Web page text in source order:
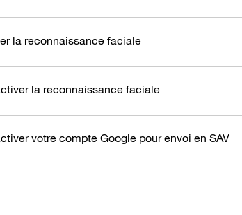
la reconnaissance faciale
la reconnaissance faciale
votre compte Google pour envoi en SAV